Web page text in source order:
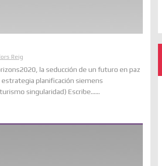
Reig
la seducción de un futuro en paz
planificación siemens
singularidad) Escribe......